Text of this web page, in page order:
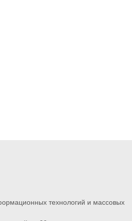
технологий и массовых